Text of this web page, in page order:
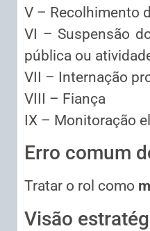
V – Recolhimento
VI – Suspensão
pública ou
VII – Internação
VIII – Fiança
IX – Monitoração
Erro comum
Tratar o rol como
Visão